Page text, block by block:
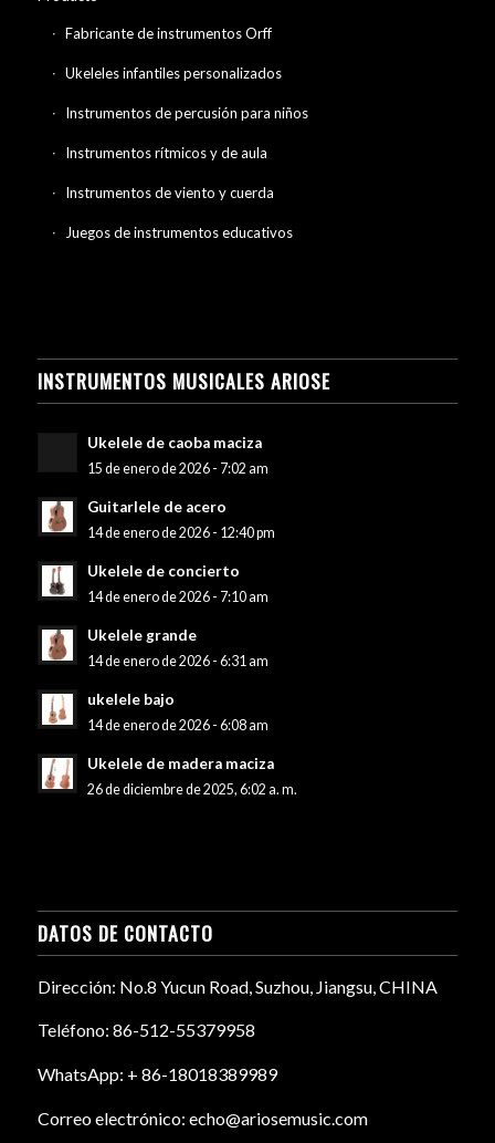
Fabricante de instrumentos Orff
Ukeleles infantiles personalizados
Instrumentos de percusión para niños
Instrumentos rítmicos y de aula
Instrumentos de viento y cuerda
Juegos de instrumentos educativos
INSTRUMENTOS MUSICALES ARIOSE
Ukelele de caoba maciza
15 de enero de 2026 - 7:02 am
Guitarlele de acero
14 de enero de 2026 - 12:40 pm
Ukelele de concierto
14 de enero de 2026 - 7:10 am
Ukelele grande
14 de enero de 2026 - 6:31 am
ukelele bajo
14 de enero de 2026 - 6:08 am
Ukelele de madera maciza
26 de diciembre de 2025, 6:02 a. m.
DATOS DE CONTACTO
Dirección: No.8 Yucun Road, Suzhou, Jiangsu, CHINA
Teléfono: 86-512-55379958
WhatsApp: + 86-18018389989
Correo electrónico: echo@ariosemusic.com